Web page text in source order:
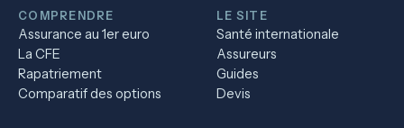
COMPRENDRE
Assurance au 1er euro
La CFE
Rapatriement
Comparatif des options
LE SITE
Santé internationale
Assureurs
Guides
Devis